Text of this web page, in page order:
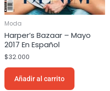
Moda
Harper’s Bazaar – Mayo
2017 En Español
$32.000
Añadir al carrito